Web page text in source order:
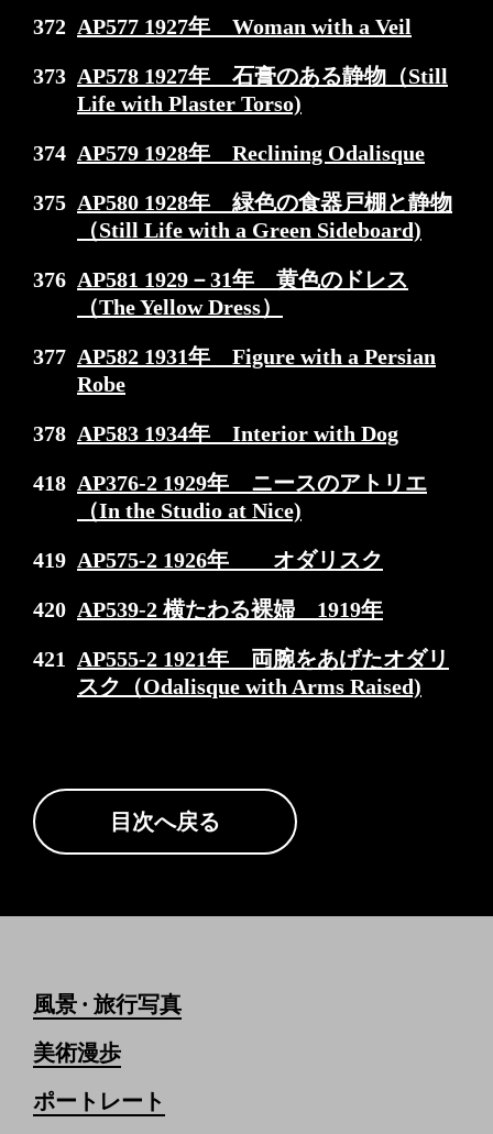
372 AP577 1927年 Woman with a Veil
373 AP578 1927年 石膏のある静物（Still
Life with Plaster Torso)
374 AP579 1928年 Reclining Odalisque
375 AP580 1928年 緑色の食器戸棚と静物
（Still Life with a Green Sideboard)
376 AP581 1929－31年 黄色のドレス
（The Yellow Dress）
377 AP582 1931年 Figure with a Persian
Robe
378 AP583 1934年 Interior with Dog
418 AP376-2 1929年 ニースのアトリエ
（In the Studio at Nice)
419 AP575-2 1926年 オダリスク
420 AP539-2 横たわる裸婦 1919年
421
AP555-2 1921年 両腕をあげたオダリ
スク（Odalisque with Arms Raised)
目次へ戻る
風景 • 旅行写真
美術漫歩
ポートレート